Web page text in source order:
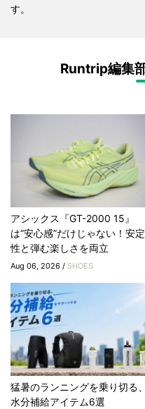
す。
Runtrip編集
アシックス『GT-2000 15』
は“安心感”だけじゃない！安定
性と弾む楽しさを両立
Aug 06, 2026 / SHOES
猛暑のランニングを乗り切る、
水分補給アイテム6選